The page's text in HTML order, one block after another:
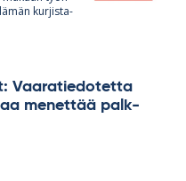
kur­jis­ta­
Vaa­ra­tie­do­tetta
me­net­tää palk­